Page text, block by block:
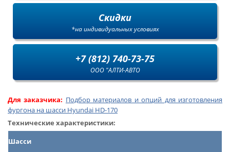
Скидки
*на индивидуальных условиях
+7 (812) 740-73-75
ООО "АЛТИ-АВТО
Для заказчика: Подбор материалов и опций для изготовления
фургона на шасси Hyundai HD-170
Технические характеристики:
Шасси